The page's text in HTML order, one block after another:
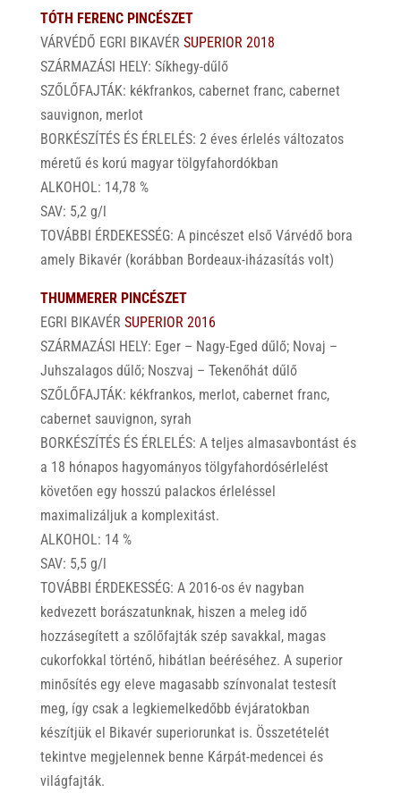
TÓTH FERENC PINCÉSZET
VÁRVÉDŐ EGRI BIKAVÉR SUPERIOR 2018
SZÁRMAZÁSI HELY: Síkhegy-dűlő
SZŐLŐFAJTÁK: kékfrankos, cabernet franc, cabernet
sauvignon, merlot
BORKÉSZÍTÉS ÉS ÉRLELÉS: 2 éves érlelés változatos
méretű és korú magyar tölgyfahordókban
ALKOHOL: 14,78 %
SAV: 5,2 g/l
TOVÁBBI ÉRDEKESSÉG: A pincészet első Várvédő bora
amely Bikavér (korábban Bordeaux-iházasítás volt)
THUMMERER PINCÉSZET
EGRI BIKAVÉR SUPERIOR 2016
SZÁRMAZÁSI HELY: Eger – Nagy-Eged dűlő; Novaj –
Juhszalagos dűlő; Noszvaj – Tekenőhát dűlő
SZŐLŐFAJTÁK: kékfrankos, merlot, cabernet franc,
cabernet sauvignon, syrah
BORKÉSZÍTÉS ÉS ÉRLELÉS: A teljes almasavbontást és
a 18 hónapos hagyományos tölgyfahordósérlelést
követően egy hosszú palackos érleléssel
maximalizáljuk a komplexitást.
ALKOHOL: 14 %
SAV: 5,5 g/l
TOVÁBBI ÉRDEKESSÉG: A 2016-os év nagyban
kedvezett borászatunknak, hiszen a meleg idő
hozzásegített a szőlőfajták szép savakkal, magas
cukorfokkal történő, hibátlan beéréséhez. A superior
minősítés egy eleve magasabb színvonalat testesít
meg, így csak a legkiemelkedőbb évjáratokban
készítjük el Bikavér superiorunkat is. Összetételét
tekintve megjelennek benne Kárpát-medencei és
világfajták.